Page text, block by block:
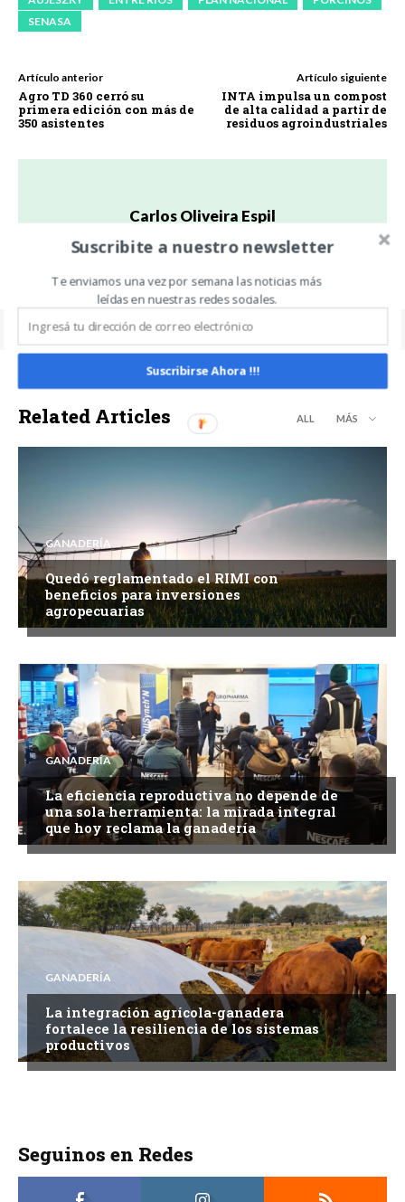
SENASA
Artículo anterior
Agro TD 360 cerró su
primera edición con más de
350 asistentes
Artículo siguiente
INTA impulsa un compost
de alta calidad a partir de
residuos agroindustriales
Carlos Oliveira Espil
https://www.noticiasdecampo.com/
Related Articles ALL MÁS
GANADERÍA
Quedó reglamentado el RIMI con
beneficios para inversiones
agropecuarias
GANADERÍA
La eficiencia reproductiva no depende de
una sola herramienta: la mirada integral
que hoy reclama la ganadería
GANADERÍA
La integración agrícola-ganadera
fortalece la resiliencia de los sistemas
productivos
Seguinos en Redes
Suscribite a nuestro newsletter
Te enviamos una vez por semana las noticias más
leídas en nuestras redes sociales.
Suscribirse Ahora !!!